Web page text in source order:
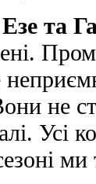
та
не
Усі
ми